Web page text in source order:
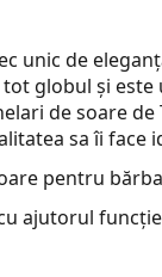
unic de
globul și
de soare
sa îi face
pentru
ajutorul